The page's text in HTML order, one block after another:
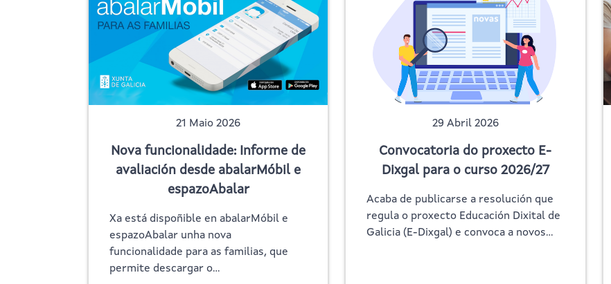
21 Maio 2026
Nova funcionalidade: Informe de
avaliación desde abalarMóbil e
espazoAbalar
Xa está dispoñible en abalarMóbil e
espazoAbalar unha nova
funcionalidade para as familias, que
permite descargar o…
29 Abril 2026
Convocatoria do proxecto E-
Dixgal para o curso 2026/27
Acaba de publicarse a resolución que
regula o proxecto Educación Dixital de
Galicia (E-Dixgal) e convoca a novos…